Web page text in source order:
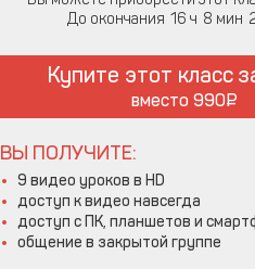
До окончания 16 8
Купите этот класс
вместо 990
ВЫ ПОЛУЧИТЕ:
9 видео уроков в HD
доступ к видео навсегда
доступ с ПК, планшетов и
общение в закрытой группе